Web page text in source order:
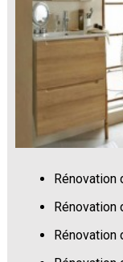
Rénovation
Rénovation
Rénovation